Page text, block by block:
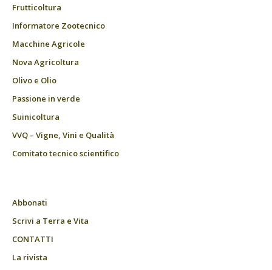
Frutticoltura
Informatore Zootecnico
Macchine Agricole
Nova Agricoltura
Olivo e Olio
Passione in verde
Suinicoltura
VVQ – Vigne, Vini e Qualità
Comitato tecnico scientifico
Abbonati
Scrivi a Terra e Vita
CONTATTI
La rivista